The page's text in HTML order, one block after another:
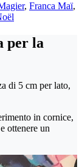
, Franca Maï,
per la
di 5 cm per lato,
in cornice,
ottenere un